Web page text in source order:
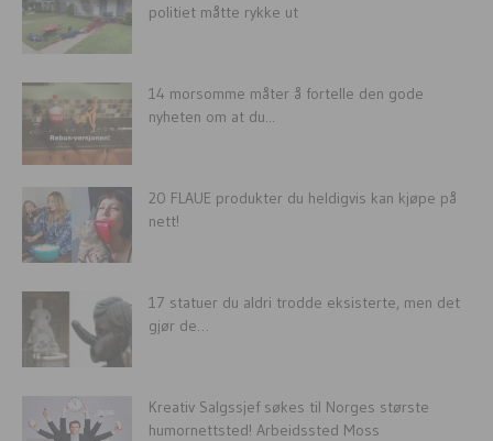
politiet måtte rykke ut
14 morsomme måter å fortelle den gode
nyheten om at du...
20 FLAUE produkter du heldigvis kan kjøpe på
nett!
17 statuer du aldri trodde eksisterte, men det
gjør de…
Kreativ Salgssjef søkes til Norges største
humornettsted! Arbeidssted Moss